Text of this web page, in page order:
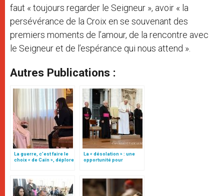
faut « toujours regarder le Seigneur », avoir « la
persévérance de la Croix en se souvenant des
premiers moments de l’amour, de la rencontre avec
le Seigneur et de l’espérance qui nous attend ».
Autres Publications :
La guerre, c’est faire le
choix « de Caïn », déplore
La « désolation » : une
opportunité pour